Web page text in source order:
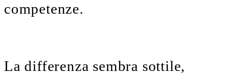
competenze.
La differenza sembra sottile,